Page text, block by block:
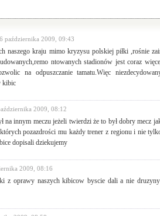
2009
października 2009, 09:43
naszego kraju mimo kryzysu polskiej piłki ,rośnie
ntowanych stadionów jest coraz
na odpuszczanie tamatu.Więc
2009, 08:12